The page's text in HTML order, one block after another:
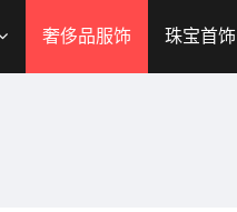
奢侈品服饰 珠宝首饰